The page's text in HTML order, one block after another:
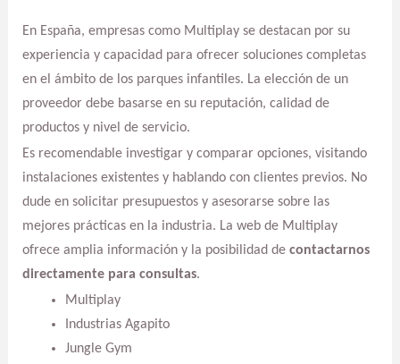
En España, empresas como Multiplay se destacan por su
experiencia y capacidad para ofrecer soluciones completas
en el ámbito de los parques infantiles. La elección de un
proveedor debe basarse en su reputación, calidad de
productos y nivel de servicio.
Es recomendable investigar y comparar opciones, visitando
instalaciones existentes y hablando con clientes previos. No
dude en solicitar presupuestos y asesorarse sobre las
mejores prácticas en la industria. La web de Multiplay
ofrece amplia información y la posibilidad de contactarnos
directamente para consultas.
Multiplay
Industrias Agapito
Jungle Gym